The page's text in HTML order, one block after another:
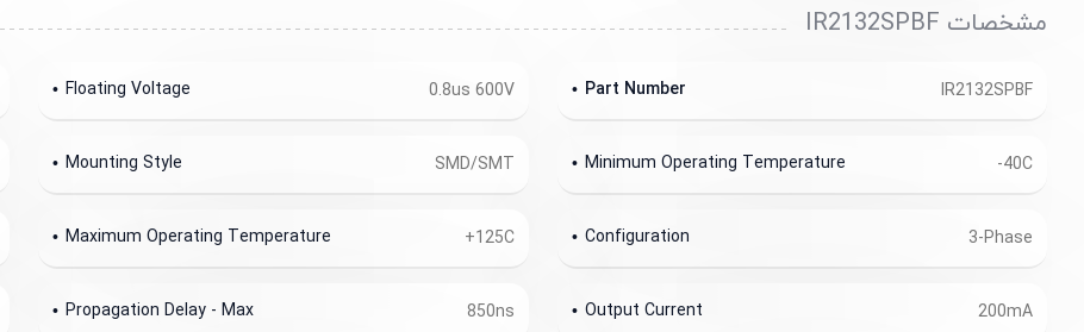
مشخصات IR2132SPBF
IR2132SPBF
Part Number
0.8us 600V
Floating Voltage
-40C
Minimum Operating Temperature
SMD/SMT
Mounting Style
3-Phase
Configuration
+125C
Maximum Operating Temperature
200mA
Output Current
850ns
Propagation Delay - Max